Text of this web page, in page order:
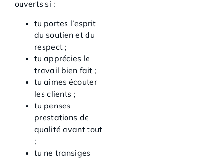
ouverts si :
tu portes l’esprit
du soutien et du
respect ;
tu apprécies le
travail bien fait ;
tu aimes écouter
les clients ;
tu penses
prestations de
qualité avant tout
;
tu ne transiges